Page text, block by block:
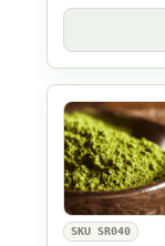
SKU SR040